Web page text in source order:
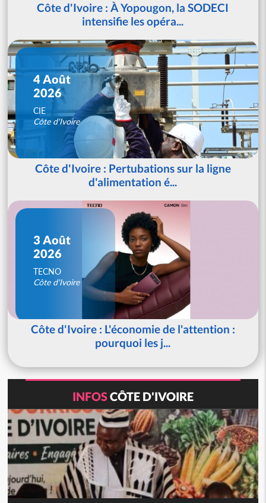
Côte d'Ivoire : À Yopougon, la SODECI
intensifie les opéra...
4 Août
2026
CIE
Côte d'Ivoire
Côte d'Ivoire : Pertubations sur la ligne
d'alimentation é...
3 Août
2026
TECNO
Côte d'Ivoire
Côte d'Ivoire : L'économie de l'attention :
pourquoi les j...
INFOSCÔTE D'IVOIRE